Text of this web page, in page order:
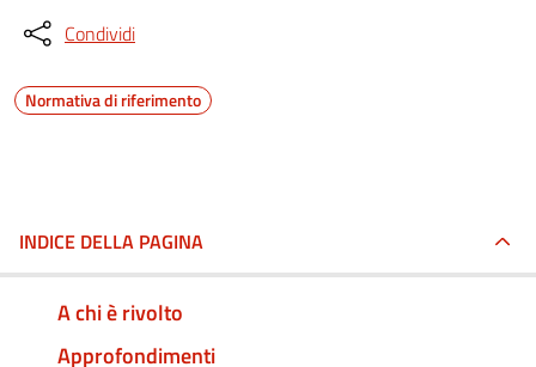
Condividi
Normativa di riferimento
INDICE DELLA PAGINA
A chi è rivolto
Approfondimenti